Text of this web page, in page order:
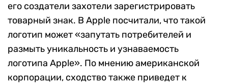
его создатели захотели зарегистрировать
товарный знак. В Apple посчитали, что такой
логотип может «запутать потребителей и
размыть уникальность и узнаваемость
логотипа Apple». По мнению американской
корпорации, сходство также приведет к